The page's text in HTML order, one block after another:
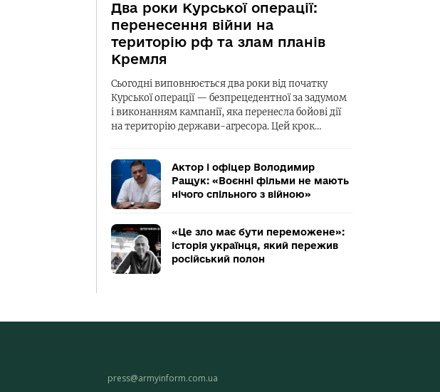
Два роки Курської операції:
перенесення війни на
територію рф та злам планів
Кремля
Сьогодні виповнюється два роки від початку
Курської операції — безпрецедентної за задумом
і виконанням кампанії, яка перенесла бойові дії
на територію держави-агресора. Цей крок…
Актор і офіцер Володимир
Ращук: «Воєнні фільми не мають
нічого спільного з війною»
«Це зло має бути переможене»:
історія українця, який пережив
російський полон
press@armyinform.com.ua